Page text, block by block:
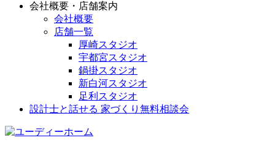
会社概要・店舗案内
会社概要
店舗一覧
厚崎スタジオ
宇都宮スタジオ
鍋掛スタジオ
新白河スタジオ
足利スタジオ
設計士と話せる 家づくり無料相談会